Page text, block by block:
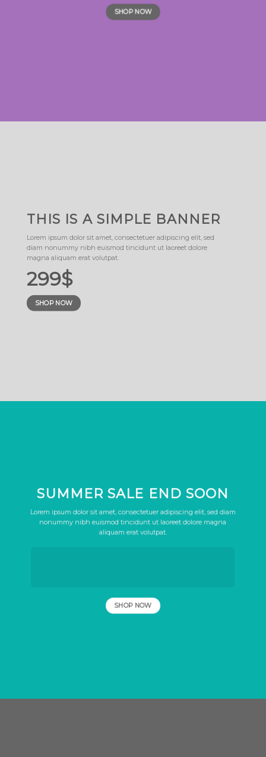
SHOP NOW
THIS IS A SIMPLE BANNER
Lorem ipsum dolor sit amet, consectetuer adipiscing elit, sed
diam nonummy nibh euismod tincidunt ut laoreet dolore
magna aliquam erat volutpat.
299$
SHOP NOW
SUMMER SALE END SOON
Lorem ipsum dolor sit amet, consectetuer adipiscing elit, sed diam
nonummy nibh euismod tincidunt ut laoreet dolore magna
aliquam erat volutpat.
SHOP NOW